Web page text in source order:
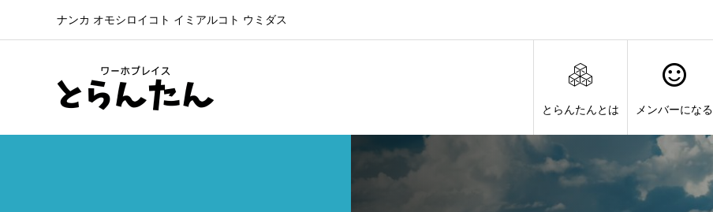
ナンカ オモシロイコト イミアルコト ウミダス
とらんたんとは メンバーになる